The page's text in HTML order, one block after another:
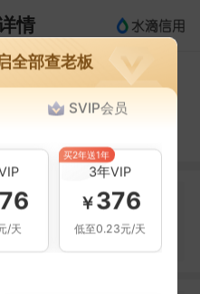
情
条)
提示信息
当前企业(0条)
全部查老板
SVIP会员
/天
3年VIP
￥376
低至0.23元/天
买2年送1年